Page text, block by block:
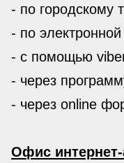
- по городскому
- по
- с помощью
- через
- через online
Офис интернет-